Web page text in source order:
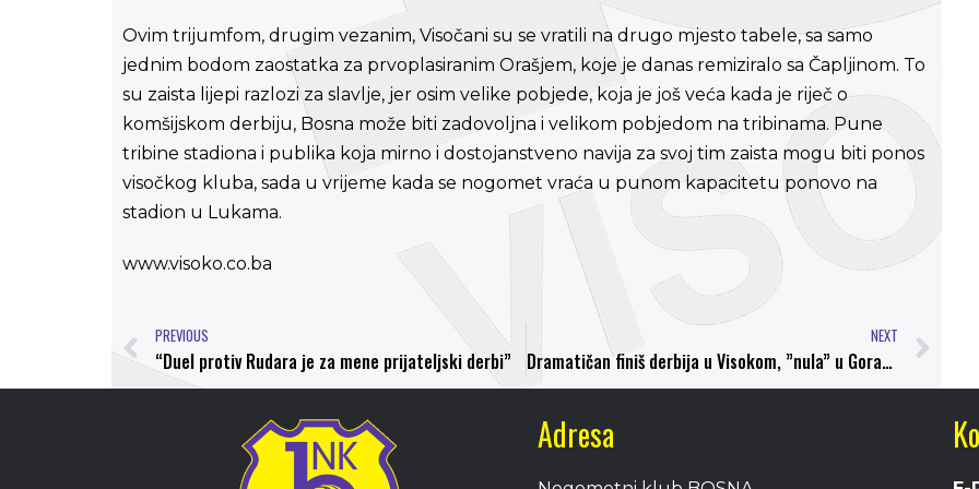
Ovim trijumfom, drugim vezanim, Visočani su se vratili na drugo mjesto tabele, sa samo
jednim bodom zaostatka za prvoplasiranim Orašjem, koje je danas remiziralo sa Čapljinom. To
su zaista lijepi razlozi za slavlje, jer osim velike pobjede, koja je još veća kada je riječ o
komšijskom derbiju, Bosna može biti zadovoljna i velikom pobjedom na tribinama. Pune
tribine stadiona i publika koja mirno i dostojanstveno navija za svoj tim zaista mogu biti ponos
visočkog kluba, sada u vrijeme kada se nogomet vraća u punom kapacitetu ponovo na
stadion u Lukama.
www.visoko.co.ba
PREVIOUS
“Duel protiv Rudara je za mene prijateljski derbi”
NEXT
Dramatičan finiš derbija u Visokom, ”nula” u Goraždu, lider remizirao
Adresa